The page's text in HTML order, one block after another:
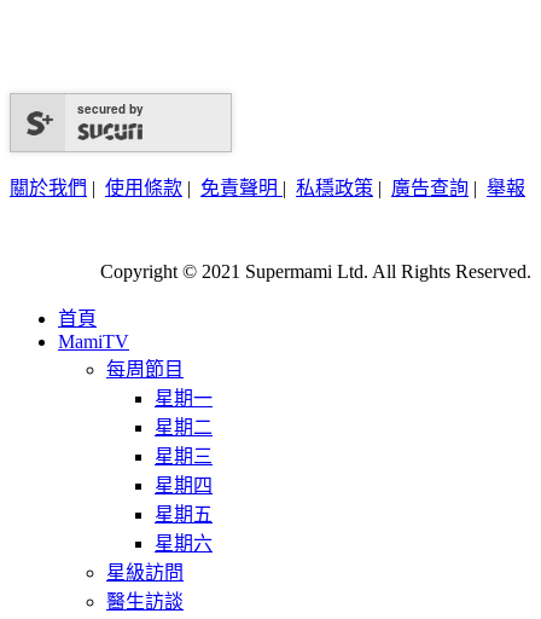
secured by
關於我們 | 使用條款 | 免責聲明 | 私穩政策 | 廣告查詢 | 舉報
Copyright © 2021 Supermami Ltd. All Rights Reserved.
首頁
MamiTV
每周節目
星期一
星期二
星期三
星期四
星期五
星期六
星級訪問
醫生訪談